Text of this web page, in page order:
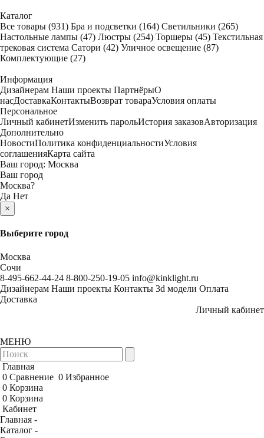
Каталог
Все товары (931) Бра и подсветки (164) Светильники (265)
Настольные лампы (47) Люстры (254) Торшеры (45) Текстильная
трековая система Сатори (42) Уличное освещение (87)
Комплектующие (27)
Информация
Дизайнерам Наши проекты ПартнёрыО
насДоставкаКонтактыВозврат товараУсловия оплаты
Персональное
Личный кабинетИзменить парольИстория заказовАвторизация
Дополнительно
НовостиПолитика конфиденциальностиУсловия
соглашенияКарта сайта
Ваш город: Москва
Ваш город
Москва?
Да Нет
×
Выберите город
Москва
Сочи
8-495-662-44-24 8-800-250-19-05 info@kinklight.ru
Дизайнерам Наши проекты Контакты 3d модели Оплата
Доставка
Личный кабинет
МЕНЮ
Главная
0 Сравнение 0 Избранное
0 Корзина
0 Корзина
Кабинет
Главная -
Каталог -